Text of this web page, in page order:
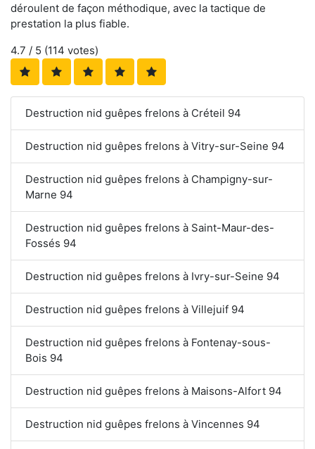
déroulent de façon méthodique, avec la tactique de
prestation la plus fiable.
4.7 / 5 (114 votes)
Destruction nid guêpes frelons à Créteil 94
Destruction nid guêpes frelons à Vitry-sur-Seine 94
Destruction nid guêpes frelons à Champigny-sur-
Marne 94
Destruction nid guêpes frelons à Saint-Maur-des-
Fossés 94
Destruction nid guêpes frelons à Ivry-sur-Seine 94
Destruction nid guêpes frelons à Villejuif 94
Destruction nid guêpes frelons à Fontenay-sous-
Bois 94
Destruction nid guêpes frelons à Maisons-Alfort 94
Destruction nid guêpes frelons à Vincennes 94